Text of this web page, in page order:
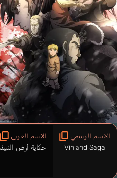
الاسم الرسمي
Vinland Saga
الاسم العربي
حكاية أرض النبيذ